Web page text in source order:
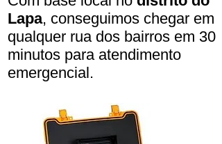
Lapa, conseguimos chegar em
qualquer rua dos bairros em 30
minutos para atendimento
emergencial.